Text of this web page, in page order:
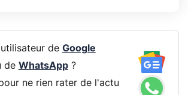
de Google
de WhatsApp?
ne rien rater de l'actu